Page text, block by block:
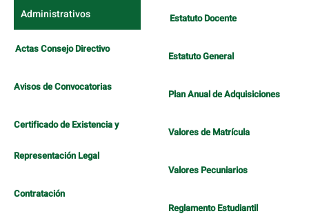
Administrativos
Actas Consejo Directivo
Avisos de Convocatorias
Certificado de Existencia y
Representación Legal
Contratación
Estatuto Docente
Estatuto General
Plan Anual de Adquisiciones
Valores de Matrícula
Valores Pecuniarios
Reglamento Estudiantil